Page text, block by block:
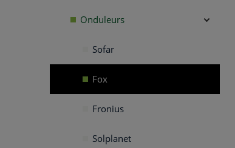
Onduleurs
Sofar
Fox
Fronius
Solplanet